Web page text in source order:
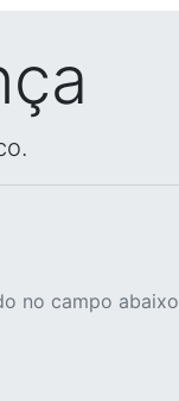
no campo abaixo